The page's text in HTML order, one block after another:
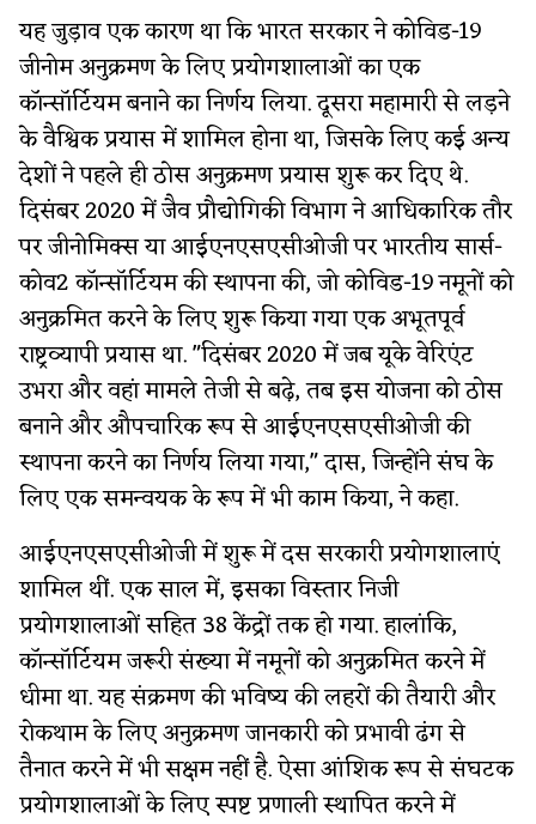
यह जुड़ाव एक कारण था कि भारत सरकार ने कोविड-19
जीनोम अनुक्रमण के लिए प्रयोगशालाओं का एक
कॉन्सॉर्टियम बनाने का निर्णय लिया. दूसरा महामारी से लड़ने
के वैश्विक प्रयास में शामिल होना था, जिसके लिए कई अन्य
देशों ने पहले ही ठोस अनुक्रमण प्रयास शुरू कर दिए थे.
दिसंबर 2020 में जैव प्रौद्योगिकी विभाग ने आधिकारिक तौर
पर जीनोमिक्स या आईएनएसएसीओजी पर भारतीय सार्स-
कोव2 कॉन्सॉर्टियम की स्थापना की, जो कोविड-19 नमूनों को
अनुक्रमित करने के लिए शुरू किया गया एक अभूतपूर्व
राष्ट्रव्यापी प्रयास था. "दिसंबर 2020 में जब यूके वेरिएंट
उभरा और वहां मामले तेजी से बढ़े, तब इस योजना को ठोस
बनाने और औपचारिक रूप से आईएनएसएसीओजी की
स्थापना करने का निर्णय लिया गया," दास, जिन्होंने संघ के
लिए एक समन्वयक के रूप में भी काम किया, ने कहा.
आईएनएसएसीओजी में शुरू में दस सरकारी प्रयोगशालाएं
शामिल थीं. एक साल में, इसका विस्तार निजी
प्रयोगशालाओं सहित 38 केंद्रों तक हो गया. हालांकि,
कॉन्सॉर्टियम जरूरी संख्या में नमूनों को अनुक्रमित करने में
धीमा था. यह संक्रमण की भविष्य की लहरों की तैयारी और
रोकथाम के लिए अनुक्रमण जानकारी को प्रभावी ढंग से
तैनात करने में भी सक्षम नहीं है. ऐसा आंशिक रूप से संघटक
प्रयोगशालाओं के लिए स्पष्ट प्रणाली स्थापित करने में